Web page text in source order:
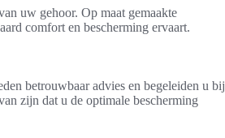
uw gehoor. Op maat gemaakte
comfort en bescherming ervaart.
betrouwbaar advies en begeleiden u bij
zijn dat u de optimale bescherming